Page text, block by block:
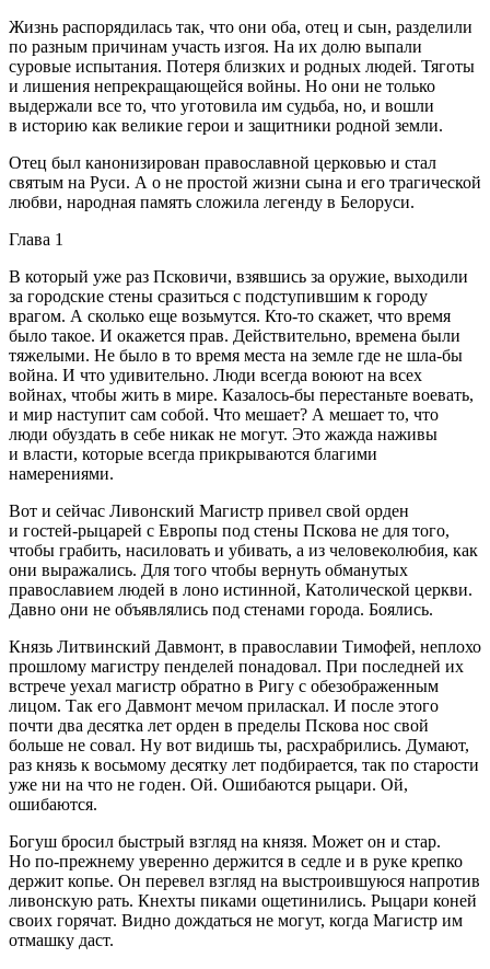
Жизнь распорядилась так, что они оба, отец и сын, разделили
по разным причинам участь изгоя. На их долю выпали
суровые испытания. Потеря близких и родных людей. Тяготы
и лишения непрекращающейся войны. Но они не только
выдержали все то, что уготовила им судьба, но, и вошли
в историю как великие герои и защитники родной земли.
Отец был канонизирован православной церковью и стал
святым на Руси. А о не простой жизни сына и его трагической
любви, народная память сложила легенду в Белоруси.
Глава 1
В который уже раз Псковичи, взявшись за оружие, выходили
за городские стены сразиться с подступившим к городу
врагом. А сколько еще возьмутся. Кто-то скажет, что время
было такое. И окажется прав. Действительно, времена были
тяжелыми. Не было в то время места на земле где не шла-бы
война. И что удивительно. Люди всегда воюют на всех
войнах, чтобы жить в мире. Казалось-бы перестаньте воевать,
и мир наступит сам собой. Что мешает? А мешает то, что
люди обуздать в себе никак не могут. Это жажда наживы
и власти, которые всегда прикрываются благими
намерениями.
Вот и сейчас Ливонский Магистр привел свой орден
и гостей-рыцарей с Европы под стены Пскова не для того,
чтобы грабить, насиловать и убивать, а из человеколюбия, как
они выражались. Для того чтобы вернуть обманутых
православием людей в лоно истинной, Католической церкви.
Давно они не объявлялись под стенами города. Боялись.
Князь Литвинский Давмонт, в православии Тимофей, неплохо
прошлому магистру пенделей понадовал. При последней их
встрече уехал магистр обратно в Ригу с обезображенным
лицом. Так его Давмонт мечом приласкал. И после этого
почти два десятка лет орден в пределы Пскова нос свой
больше не совал. Ну вот видишь ты, расхрабрились. Думают,
раз князь к восьмому десятку лет подбирается, так по старости
уже ни на что не годен. Ой. Ошибаются рыцари. Ой,
ошибаются.
Богуш бросил быстрый взгляд на князя. Может он и стар.
Но по-прежнему уверенно держится в седле и в руке крепко
держит копье. Он перевел взгляд на выстроившуюся напротив
ливонскую рать. Кнехты пиками ощетинились. Рыцари коней
своих горячат. Видно дождаться не могут, когда Магистр им
отмашку даст.